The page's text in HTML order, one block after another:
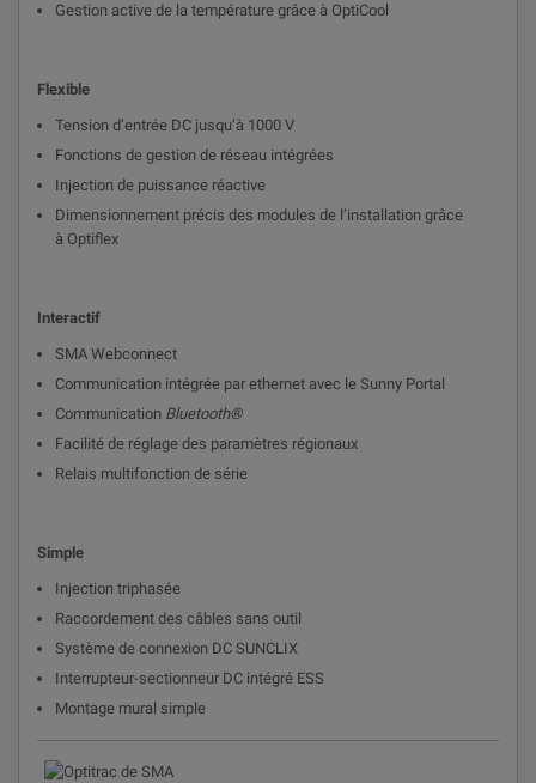
Gestion active de la température grâce à OptiCool
Flexible
Tension d’entrée DC jusqu’à 1000 V
Fonctions de gestion de réseau intégrées
Injection de puissance réactive
Dimensionnement précis des modules de l’installation grâce
à Optiflex
Interactif
SMA Webconnect
Communication intégrée par ethernet avec le Sunny Portal
Communication Bluetooth®
Facilité de réglage des paramètres régionaux
Relais multifonction de série
Simple
Injection triphasée
Raccordement des câbles sans outil
Système de connexion DC SUNCLIX
Interrupteur-sectionneur DC intégré ESS
Montage mural simple